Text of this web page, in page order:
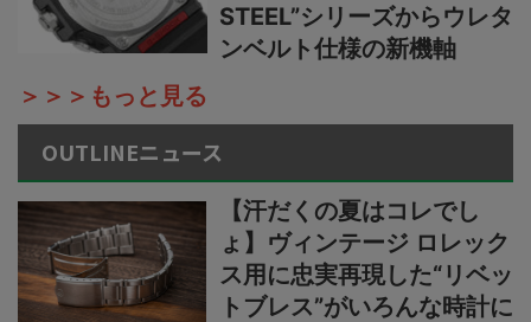
STEEL”シリーズからウレタ
ンベルト仕様の新機軸
＞＞＞もっと見る
OUTLINEニュース
【汗だくの夏はコレでし
ょ】ヴィンテージ ロレック
ス用に忠実再現した“リベッ
トブレス”がいろんな時計に